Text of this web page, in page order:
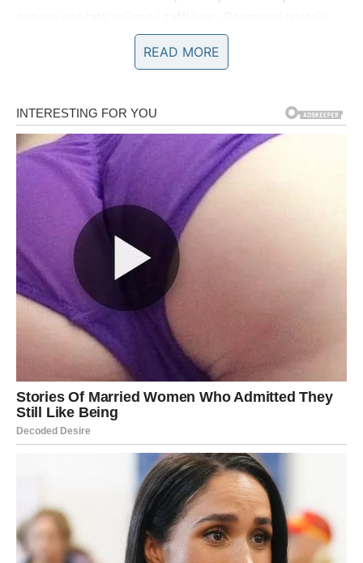
nežniji, iskreniji, bez straha od osude.
sigurnost. Osobu uz koju ne morate da glumite snagu. To
je ono što vam je sada najpotrebnije – i upravo to dolazi.
Za neke Rakove, može doći i do zatvaranja stare
emotivne priče. Ne kroz bol, već kroz razumevanje. I to
donosi ogromno olakšanje.
Prošlost gubi moć nad vašim
srcem
Rakovi teško puštaju prošlost, jer za vas uspomene imaju
dušu. Ali do 15. februara, nešto se menja. Sećanja više ne
bole kao pre. I dalje postoje, ali vas više ne sputavaju.
Počinjete da shvatate da niste pogrešili što ste voleli,
verovali i davali. Shvatate da vaša osećajnost nije slabost,
već dar. I kada to prihvatite, prošlost gubi moć da vas
Porodica, dom i unutrašnji mir
READ MORE